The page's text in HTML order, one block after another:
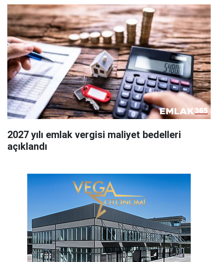
2027 yılı emlak vergisi maliyet bedelleri
açıklandı